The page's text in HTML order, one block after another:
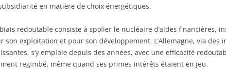
en matière de choix énergétiques.
redoutable consiste à spolier le nucléaire d’aides financières,
son exploitation et pour son développement. L’Allemagne, via des
s’y emploie depuis des années, avec une efficacité
regimbé, même quand ses primes intérêts étaient en jeu.